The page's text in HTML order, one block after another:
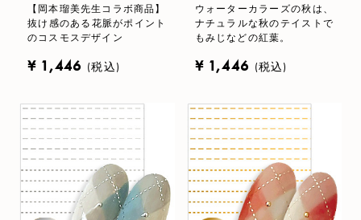
【岡本瑠美先生コラボ商品】
抜け感のある花脈がポイント
のコスモスデザイン
¥ 1,446 (税込)
ウォーターカラーズの秋は、
ナチュラルな秋のテイストで
もみじなどの紅葉。
¥ 1,446 (税込)